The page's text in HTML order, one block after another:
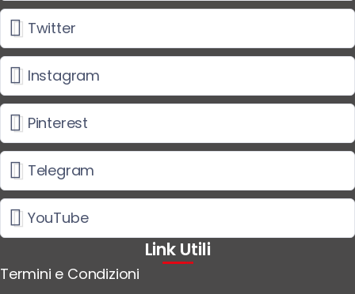
Twitter
Instagram
Pinterest
Telegram
YouTube
Link Utili
Termini e Condizioni